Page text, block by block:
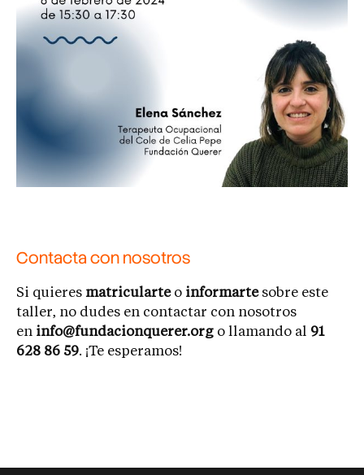
Contacta con nosotros
Si quieres matricularteo informartesobre este
taller, no dudes en contactar con nosotros
en info@fundacionquerer.org o llamando al 91
628 86 59. ¡Te esperamos!